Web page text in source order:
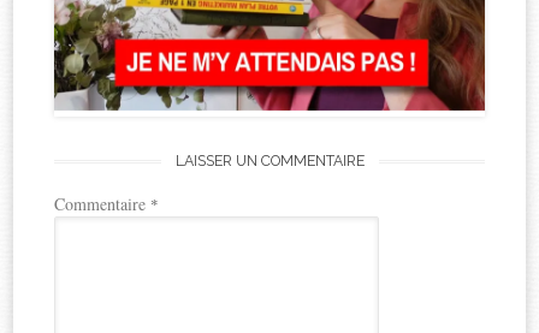
LAISSER UN COMMENTAIRE
Commentaire *